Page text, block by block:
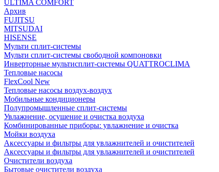
ULTIMA COMFORT
Архив
FUJITSU
MITSUDAI
HISENSE
Мульти сплит-системы
Мульти сплит-системы свободной компоновки
Инверторные мультисплит-системы QUATTROCLIMA
Тепловые насосы
FlexCool New
Тепловые насосы воздух-воздух
Мобильные кондиционеры
Полупромышленные сплит-системы
Увлажнение, осушение и очистка воздуха
Комбинированные приборы: увлажнение и очистка
Мойки воздуха
Аксессуары и фильтры для увлажнителей и очистителей
Аксессуары и фильтры для увлажнителей и очистителей
Очистители воздуха
Бытовые очистители воздуха